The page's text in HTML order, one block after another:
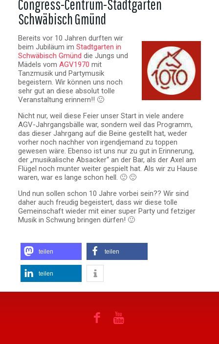
Congress-Centrum-Stadtgarten
Schwäbisch Gmünd
Bereits vor 10 Jahren durften wir
beim Jubiläum im Stadtgarten in
Schwäbisch Gmünd die Jungs und
Mädels vom AGV1970 mit
Tanzmusik und Partymusik
begeistern. Wir können uns noch
sehr gut an diese absolut tolle
Veranstaltung erinnern!! 🙂
Nicht nur, weil diese Feier unser Start in viele andere
AGV-Jahrgangsbälle war, sondern weil das Programm,
das dieser Jahrgang auf die Beine gestellt hat, weder
vorher noch nachher von irgendjemand zu toppen
gewesen wäre. Ebenso ist uns nur zu gut in Erinnerung,
der „musikalische Absacker“ an der Bar, als der Axel am
Flügel noch munter weiter gespielt hat. Als wir zu Hause
waren, war es lange schon hell. 🙂 🙂
Und nun sollen schon 10 Jahre vorbei sein?? Wir sind
daher auch freudig begeistert, dass wir diese tolle
Gemeinschaft wieder mit einer super Party und fetziger
Musik in Schwung bringen dürfen! 🙂
teilen teilen
teilen